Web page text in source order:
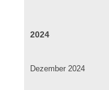
2024
Dezember 2024